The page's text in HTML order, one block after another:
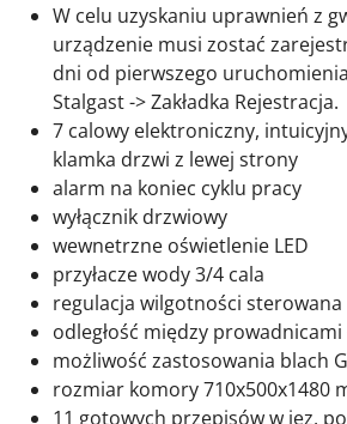
W celu uzyskaniu uprawnień z
urządzenie musi zostać
dni od pierwszego
Stalgast -> Zakładka Rejestracja.
7 calowy elektroniczny,
klamka drzwi z lewej strony
alarm na koniec cyklu pracy
wyłącznik drzwiowy
wewnetrzne oświetlenie LED
przyłacze wody 3/4 cala
regulacja wilgotności sterowana
odległość między prowadnicami
możliwość zastosowania blach
rozmiar komory 710x500x1480
11 gotowych przepisów w jez.